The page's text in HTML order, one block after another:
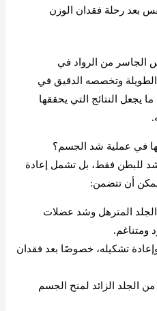
بعد رحلة فقدان الوزن
الجاسر من الرواد في
الطويلة وتخصصه الدقيق في
يجعل النتائج التي يحققها
في عملية شد الجسم؟
للبطن فقط، بل تشمل إعادة
أن تتضمن:
المترهل وشد عضلات
ومتناغم.
تشكيله، خصوصًا بعد فقدان
الجلد الزائد لمنح الجسم